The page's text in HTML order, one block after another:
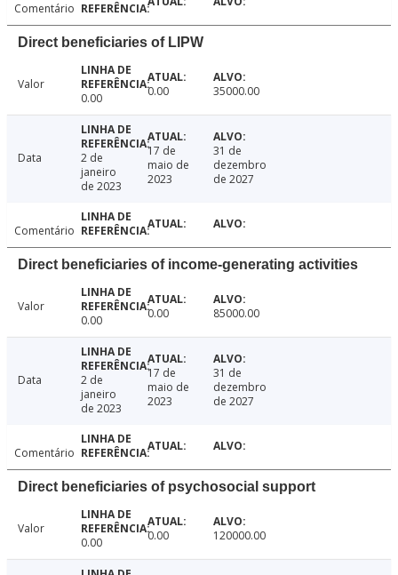
Comentário
Direct beneficiaries of LIPW
Valor
0.00
0.00 35000.00
Data
2 de
janeiro
de 2023
17 de
maio de
2023
31 de
dezembro
de 2027
Comentário
Direct beneficiaries of income-generating activities
Valor
0.00
0.00 85000.00
Data
2 de
janeiro
de 2023
17 de
maio de
2023
31 de
dezembro
de 2027
Comentário
Direct beneficiaries of psychosocial support
Valor
0.00
0.00 120000.00